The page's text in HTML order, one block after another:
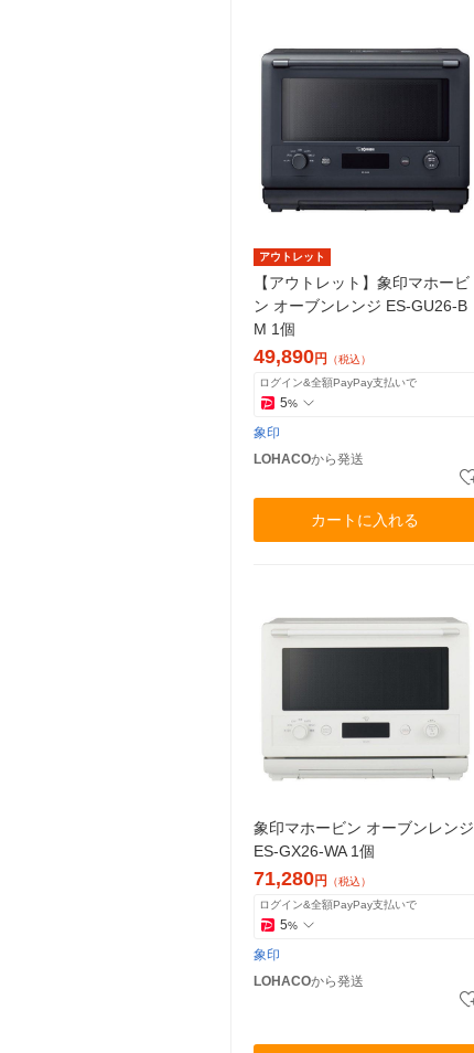
アウトレット
【アウトレット】象印マホービ
ン オーブンレンジ ES-GU26-B
M 1個
49,890円
（税込）
ログイン&全額PayPay支払いで
5%
象印
LOHACOから発送
カートに入れる
象印マホービン オーブンレンジ
ES-GX26-WA 1個
71,280円
（税込）
ログイン&全額PayPay支払いで
5%
象印
LOHACOから発送